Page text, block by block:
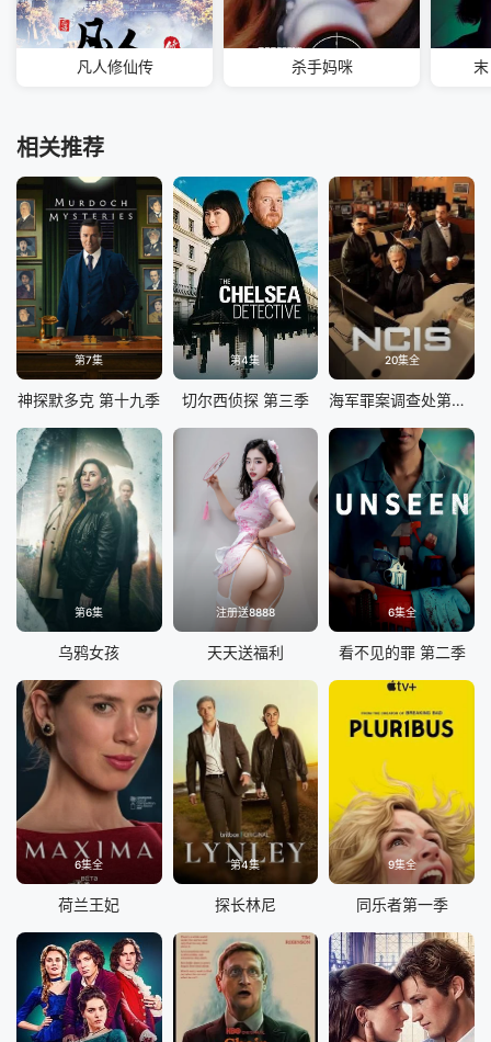
凡人修仙传 杀手妈咪
相关推荐
第7集
神探默多克 第十九季
第4集
切尔西侦探 第三季
20集全
海军罪案调查处第二十三季
第6集
乌鸦女孩
注册送8888
天天送福利
6集全
看不见的罪 第二季
6集全
荷兰王妃
第4集
探长林尼
9集全
同乐者第一季